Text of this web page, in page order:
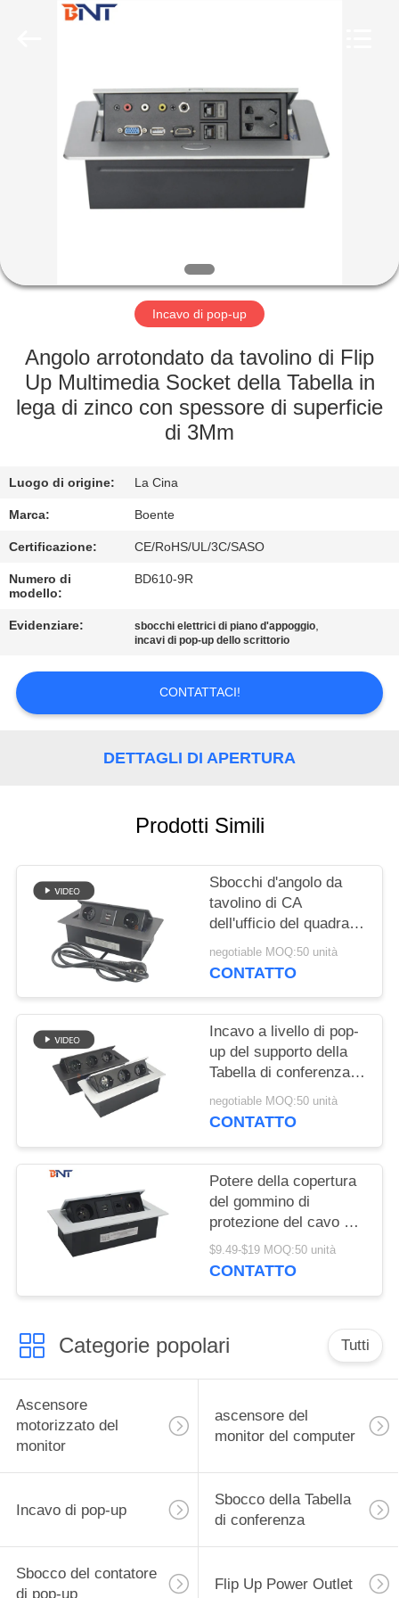
PRODOTTI
GIRO
FABBRICA
CONTROLLO
CONTATTICI
NOTIZIE
CASI
CONFERENCE
ROOM
SOLUTION
SITO
PRIVACY
POLICY
Incavo di pop-up
Angolo arrotondato da tavolino di Flip
Up Multimedia Socket della Tabella in
lega di zinco con spessore di superficie
di 3Mm
Luogo di origine: La Cina
Marca: Boente
Certificazione: CE/RoHS/UL/3C/SASO
Numero di
modello:
BD610-9R
Evidenziare: sbocchi elettrici di piano d'appoggio,
incavi di pop-up dello scrittorio
CONTATTACI!
DETTAGLI DI APERTURA
Prodotti Simili
Sbocchi d'angolo da
tavolino di CA
dell'ufficio del quadrato
dell'incavo 3MM di pop-
up della sala riunioni
negotiable MOQ:50 unità
CONTATTO
Incavo a livello di pop-
up del supporto della
Tabella di conferenza di
multimedia
negotiable MOQ:50 unità
CONTATTO
Potere della copertura
del gommino di
protezione del cavo del
contenitore di incavo di
pop-up dello scrittorio
$9.49-$19 MOQ:50 unità
CONTATTO
Categorie popolari Tutti
Ascensore
motorizzato del
monitor
ascensore del
monitor del computer
Incavo di pop-up
Sbocco della Tabella
di conferenza
Sbocco del contatore
di pop-up
Flip Up Power Outlet